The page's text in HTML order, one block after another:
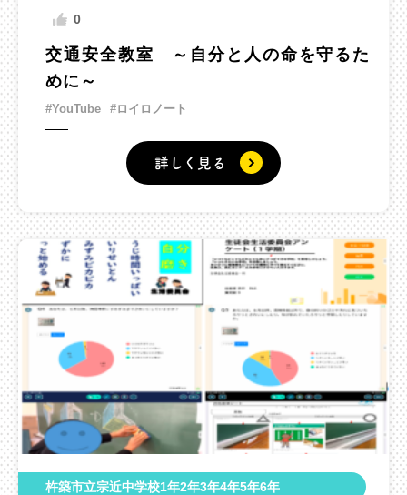
0
交通安全教室 ～自分と人の命を守るた
めに～
#YouTube #ロイロノート
詳しく見る
杵築市立宗近中学校1年2年3年4年5年6年